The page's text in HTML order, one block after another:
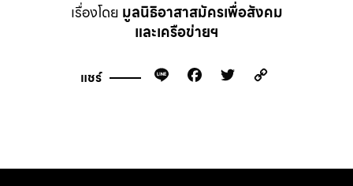
เรื่องโดย มูลนิธิอาสาสมัครเพื่อสังคม
และเครือข่ายฯ
แชร์ Line Facebook
Twitter